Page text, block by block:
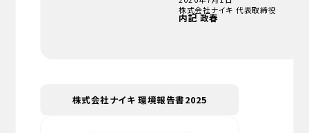
株式会社ナイキ 代表取締役
内記 政春
株式会社ナイキ 環境報告書2025